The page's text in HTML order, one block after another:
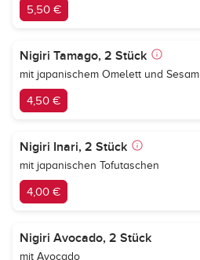
5,50 €
Nigiri Tamago, 2 Stück
mit japanischem Omelett und Sesam
4,50 €
Nigiri Inari, 2 Stück
mit japanischen Tofutaschen
4,00 €
Nigiri Avocado, 2 Stück
mit Avocado